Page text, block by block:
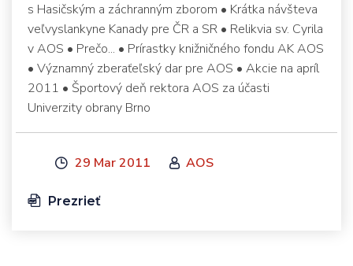
s Hasičským a záchranným zborom • Krátka návšteva
veľvyslankyne Kanady pre ČR a SR • Relikvia sv. Cyrila
v AOS • Prečo... • Prírastky knižničného fondu AK AOS
• Významný zberaťeľský dar pre AOS • Akcie na apríl
2011 • Športový deň rektora AOS za účasti
Univerzity obrany Brno
29 Mar 2011 AOS
Prezrieť